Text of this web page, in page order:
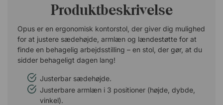
Produktbeskrivelse
Opus er en ergonomisk kontorstol, der giver dig mulighed
for at justere sædehøjde, armlæn og lændestøtte for at
finde en behagelig arbejdsstilling – en stol, der gør, at du
sidder behageligt dagen lang!
Justerbar sædehøjde.
Justerbare armlæn i 3 positioner (højde, dybde,
vinkel).